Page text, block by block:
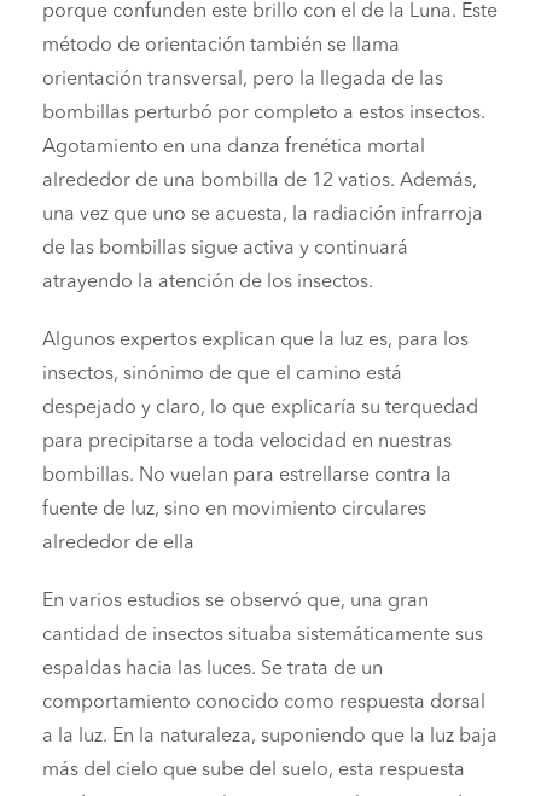
porque confunden este brillo con el de la Luna. Este
método de orientación también se llama
orientación transversal, pero la llegada de las
bombillas perturbó por completo a estos insectos.
Agotamiento en una danza frenética mortal
alrededor de una bombilla de 12 vatios. Además,
una vez que uno se acuesta, la radiación infrarroja
de las bombillas sigue activa y continuará
atrayendo la atención de los insectos.
Algunos expertos explican que la luz es, para los
insectos, sinónimo de que el camino está
despejado y claro, lo que explicaría su terquedad
para precipitarse a toda velocidad en nuestras
bombillas. No vuelan para estrellarse contra la
fuente de luz, sino en movimiento circulares
alrededor de ella
En varios estudios se observó que, una gran
cantidad de insectos situaba sistemáticamente sus
espaldas hacia las luces. Se trata de un
comportamiento conocido como respuesta dorsal
a la luz. En la naturaleza, suponiendo que la luz baja
más del cielo que sube del suelo, esta respuesta